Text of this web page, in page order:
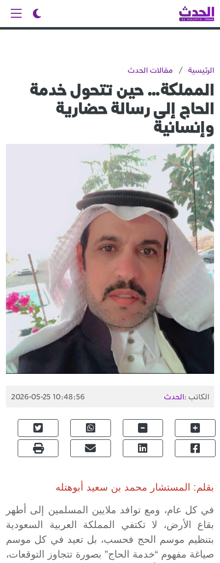
الرئيسية / مقالات الحدث
المملكة… حين تتحول خدمة
الحاج إلى رسالة حضارية
وإنسانية
الكاتب :الحدث 2026-05-25 10:48:56
بقلم: المستشار محمد بن سعيد أبوهتله
في كل عام، ومع توافد ملايين المسلمين إلى أطهر
بقاع الأرض، لا تكتفي المملكة العربية السعودية
بتنظيم موسم الحج فحسب، بل تعيد في كل موسم
صياغة مفهوم “خدمة الحاج” بصورة تتجاوز التوقعات،